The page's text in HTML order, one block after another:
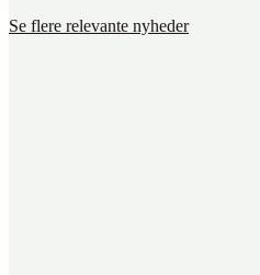
Se flere relevante nyheder